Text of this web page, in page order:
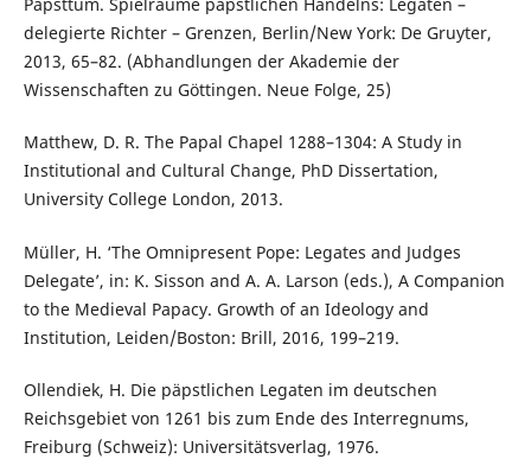
Papsttum. Spielräume päpstlichen Handelns: Legaten –
delegierte Richter – Grenzen, Berlin/New York: De Gruyter,
2013, 65–82. (Abhandlungen der Akademie der
Wissenschaften zu Göttingen. Neue Folge, 25)
Matthew, D. R. The Papal Chapel 1288–1304: A Study in
Institutional and Cultural Change, PhD Dissertation,
University College London, 2013.
Müller, H. ‘The Omnipresent Pope: Legates and Judges
Delegate’, in: K. Sisson and A. A. Larson (eds.), A Companion
to the Medieval Papacy. Growth of an Ideology and
Institution, Leiden/Boston: Brill, 2016, 199–219.
Ollendiek, H. Die päpstlichen Legaten im deutschen
Reichsgebiet von 1261 bis zum Ende des Interregnums,
Freiburg (Schweiz): Universitätsverlag, 1976.